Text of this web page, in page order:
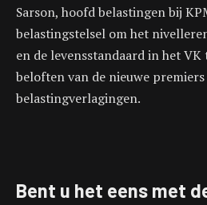
Sarson, hoofd belastingen bij
belastingstelsel om het
en de levensstandaard in het
beloften van de nieuwe
belastingverlagingen.
Bent u het eens met